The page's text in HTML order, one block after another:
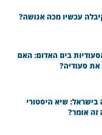
עכשיו מכה אנושה?
בים האדום: האם
את סעודיה?
בישראל: שיא היסטורי
זה אומר?